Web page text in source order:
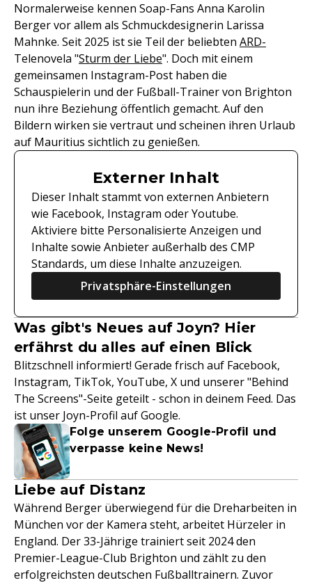
Normalerweise kennen Soap-Fans Anna Karolin
Berger vor allem als Schmuckdesignerin Larissa
Mahnke. Seit 2025 ist sie Teil der beliebten ARD-
Telenovela "Sturm der Liebe". Doch mit einem
gemeinsamen Instagram-Post haben die
Schauspielerin und der Fußball-Trainer von Brighton
nun ihre Beziehung öffentlich gemacht. Auf den
Bildern wirken sie vertraut und scheinen ihren Urlaub
auf Mauritius sichtlich zu genießen.
Externer Inhalt
Dieser Inhalt stammt von externen Anbietern
wie Facebook, Instagram oder Youtube.
Aktiviere bitte Personalisierte Anzeigen und
Inhalte sowie Anbieter außerhalb des CMP
Standards, um diese Inhalte anzuzeigen.
Privatsphäre-Einstellungen
Was gibt's Neues auf Joyn? Hier
erfährst du alles auf einen Blick
Blitzschnell informiert! Gerade frisch auf Facebook,
Instagram, TikTok, YouTube, X und unserer "Behind
The Screens"-Seite geteilt - schon in deinem Feed. Das
ist unser Joyn-Profil auf Google.
Folge unserem Google-Profil und
verpasse keine News!
Liebe auf Distanz
Während Berger überwiegend für die Dreharbeiten in
München vor der Kamera steht, arbeitet Hürzeler in
England. Der 33-Jährige trainiert seit 2024 den
Premier-League-Club Brighton und zählt zu den
erfolgreichsten deutschen Fußballtrainern. Zuvor